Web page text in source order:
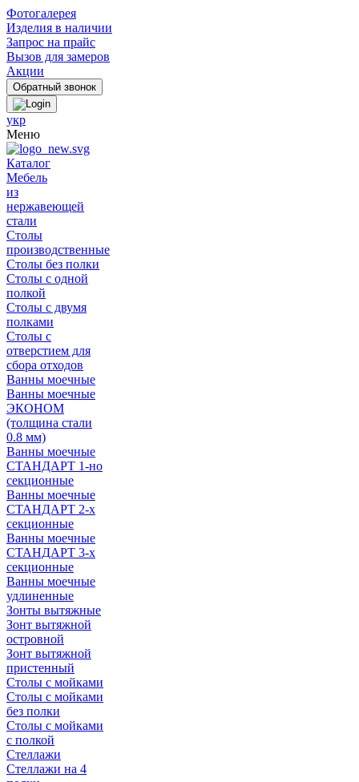
Фотогалерея
Изделия в наличии
Запрос на прайс
Вызов для замеров
Акции
укр
Меню
Каталог
Мебель
из
нержавеющей
стали
Столы
производственные
Столы без полки
Столы с одной
полкой
Столы с двумя
полками
Столы с
отверстием для
сбора отходов
Ванны моечные
Ванны моечные
ЭКОНОМ
(толщина стали
0.8 мм)
Ванны моечные
СТАНДАРТ 1-но
секционные
Ванны моечные
СТАНДАРТ 2-х
секционные
Ванны моечные
СТАНДАРТ 3-х
секционные
Ванны моечные
удлиненные
Зонты вытяжные
Зонт вытяжной
островной
Зонт вытяжной
пристенный
Столы с мойками
Столы с мойками
без полки
Столы с мойками
с полкой
Стеллажи
Стеллажи на 4